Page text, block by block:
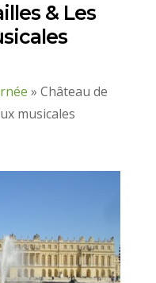
& Les
» Château de
musicales